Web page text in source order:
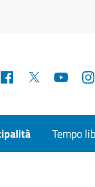
Facebook
Tempo